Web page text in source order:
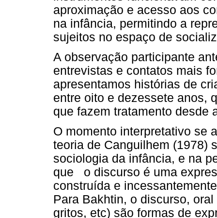
aproximação e acesso aos
na infância, permitindo a
sujeitos no espaço de
A observação participante
entrevistas e contatos mais
apresentamos histórias de
entre oito e dezessete anos,
que fazem tratamento desde
O momento interpretativo se
teoria de Canguilhem (1978)
sociologia da infância, e na
que o discurso é uma
construída e
Para Bakhtin, o discurso,
gritos, etc) são formas de